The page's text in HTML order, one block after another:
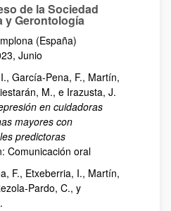
de la Sociedad
y Gerontología
(España)
Junio
García-Pena, F., Martín,
M., e Irazusta, J.
en cuidadoras
mayores con
predictoras
Comunicación oral
F., Etxeberria, I., Martín,
Pardo, C., y